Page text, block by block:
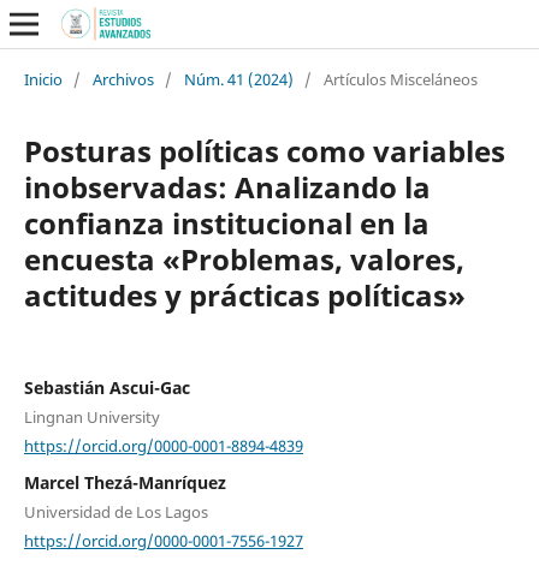
Inicio / Archivos / Núm. 41 (2024) / Artículos Misceláneos
Posturas políticas como variables
inobservadas: Analizando la
confianza institucional en la
encuesta «Problemas, valores,
actitudes y prácticas políticas»
Sebastián Ascui-Gac
Lingnan University
https://orcid.org/0000-0001-8894-4839
Marcel Thezá-Manríquez
Universidad de Los Lagos
https://orcid.org/0000-0001-7556-1927